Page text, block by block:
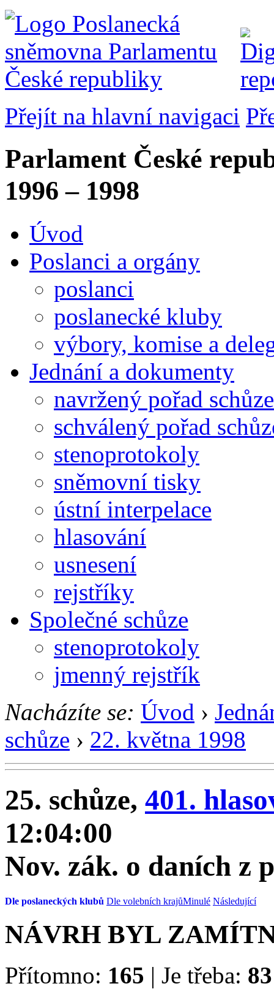
Přejít na hlavní navigaci
Parlament České
1996 – 1998
Úvod
Poslanci a orgány
poslanci
poslanecké kluby
výbory, komise a
Jednání a dokumenty
navržený pořad schůze
schválený pořad
stenoprotokoly
sněmovní tisky
ústní interpelace
hlasování
usnesení
rejstříky
Společné schůze
stenoprotokoly
jmenný rejstřík
Nacházíte se: Úvod ›
schůze › 22. května 1998
25. schůze, 401.
12:04:00
Nov. zák. o daních z
Dle poslaneckých klubů Dle volebních krajůMinulé Následující
NÁVRH BYL
Přítomno: 165 | Je třeba: 83